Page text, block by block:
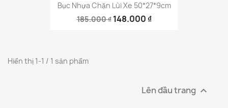
Bục Nhựa Chặn Lùi Xe 50*27*9cm
185.000 ₫ 148.000 ₫
Hiển thị 1-1 / 1 sản phẩm
Lên đầu trang 